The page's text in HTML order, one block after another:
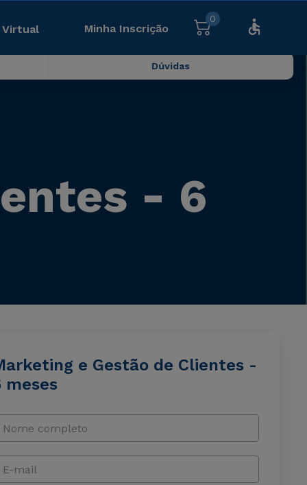
Virtual Minha Inscrição
0
Dúvidas
- 6
e Gestão de Clientes -
meses
Nome completo
E-mail